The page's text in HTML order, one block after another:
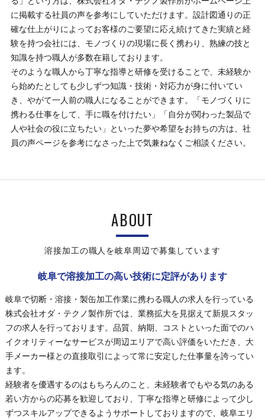
に掲載する社員の声を参考にしていただけます。設計図通りの正
確な仕上がりによってお客様のご要望に応え続けてきた実績と経
験を持つ会社には、モノづくりの現場に長く携わり、熟練の技と
知識を持つ職人が多数在籍しております。
そのような職人から丁寧な指導と研修を受けることで、未経験か
ら始めたとしても少しずつ知識・技術・対応力が身に付いてい
き、やがて一人前の職人になることができます。「モノづくりに
携わる仕事をして、手に職を付けたい」「自分が関わった製品で
人や社会の役に立ちたい」といった夢や希望をお持ちの方は、社
員の声ページを参考になさった上で気兼ねなくご相談ください。
溶接加工の職人を岐阜周辺で募集しています
ABOUT
岐阜で溶接加工の高い技術に定評があります
岐阜で切断・溶接・製缶加工作業に携わる職人の求人を行っている
株式会社オダ・テクノ製作所では、業務拡大を見据えて新規スタッ
フの求人を行っております。品質、納期、コストといった面でのハ
イクオリティーなサービスが周辺エリアで高い評価をいただき、大
手メーカー様との直接取引によって常に安定した仕事量を誇ってい
ます。
経験者を優遇するのはもちろんのこと、未経験者でもやる気のある
若い方からの応募を歓迎しており、丁寧な指導と研修によって少し
ずつスキルアップできるようサポートしておりますので、岐阜エリ